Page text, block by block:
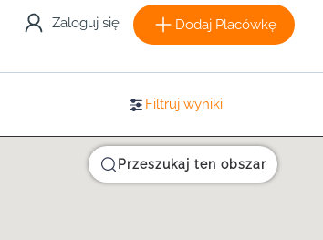
Zaloguj się Dodaj Placówkę
Filtruj wyniki
Przeszukaj ten obszar